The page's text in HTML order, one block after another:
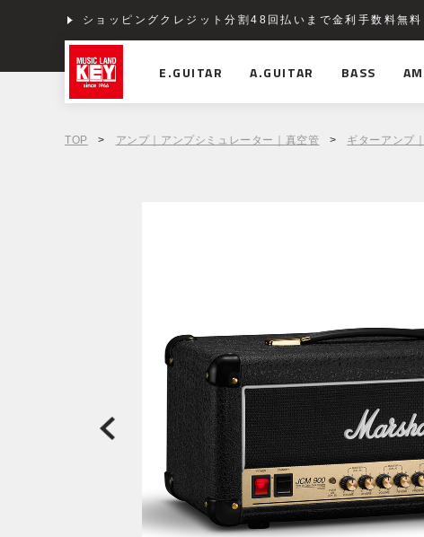
ショッピングクレジット分割48回払いまで金利手数料無料
E.GUITAR A.GUITAR BASS
TOP > アンプ｜アンプシミュレーター｜真空管 > ギターアンプ